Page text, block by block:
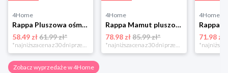
4Home
Rappa Pluszowa ośmiornica, 36 cm EKO-PRZYJAZNA
58.49 zł61.99 zł*
*najniższa cena z 30 dni przed obniżką
4Home
Rappa Mamut pluszowy 36 cm ECO - FRIENDLY
78.98 zł 85.99 zł*
*najniższa cena z 30 dni przed obniżką
4Home
71.98 zł
Zobacz wyprzedaże w 4Home